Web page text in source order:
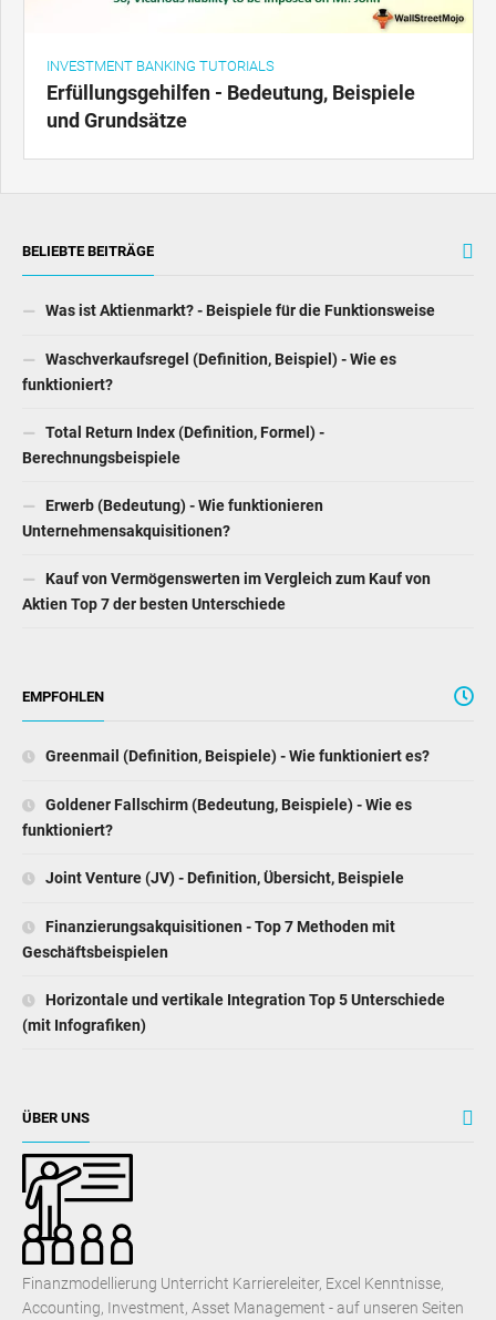
INVESTMENT BANKING TUTORIALS
Erfüllungsgehilfen - Bedeutung, Beispiele
und Grundsätze
BELIEBTE BEITRÄGE
Was ist Aktienmarkt? - Beispiele für die Funktionsweise
Waschverkaufsregel (Definition, Beispiel) - Wie es
funktioniert?
Total Return Index (Definition, Formel) -
Berechnungsbeispiele
Erwerb (Bedeutung) - Wie funktionieren
Unternehmensakquisitionen?
Kauf von Vermögenswerten im Vergleich zum Kauf von
Aktien Top 7 der besten Unterschiede
EMPFOHLEN
Greenmail (Definition, Beispiele) - Wie funktioniert es?
Goldener Fallschirm (Bedeutung, Beispiele) - Wie es
funktioniert?
Joint Venture (JV) - Definition, Übersicht, Beispiele
Finanzierungsakquisitionen - Top 7 Methoden mit
Geschäftsbeispielen
Horizontale und vertikale Integration Top 5 Unterschiede
(mit Infografiken)
ÜBER UNS
Finanzmodellierung Unterricht Karriereleiter, Excel Kenntnisse,
Accounting, Investment, Asset Management - auf unseren Seiten